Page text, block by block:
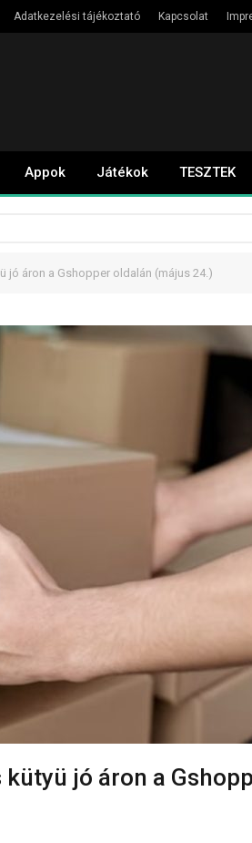
Adatkezelési tájékoztató Kapcsolat
Appok Játékok TESZTEK
jó áron a Gshopper oldalán (május 24.)
jó áron a